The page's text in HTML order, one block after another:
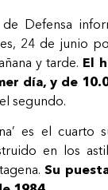
Defensa
24 de junio
y tarde. El
día, y de
segundo.
es el cuarto
en los
Su